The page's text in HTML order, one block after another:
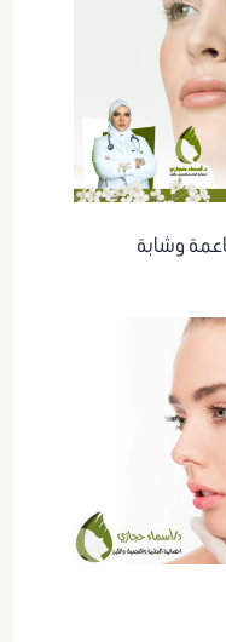
وشابة